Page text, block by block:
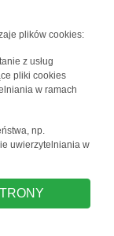
plików cookies:
z usług
pliki cookies
w ramach
np.
uwierzytelniania w